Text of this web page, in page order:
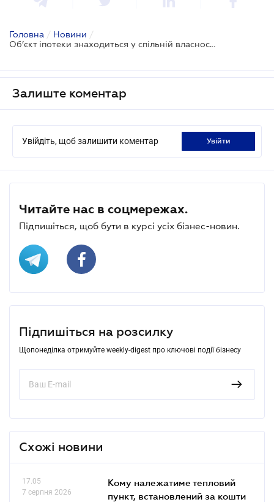
Головна / Новини /
Об’єкт іпотеки знаходиться у спільній власності: хто має право на податкову знижку
Залиште коментар
Увійдіть, щоб залишити коментар увійти
Читайте нас в соцмережах.
Підпишіться, щоб бути в курсі усіх бізнес-новин.
Підпишіться на розсилку
Щопонеділка отримуйте weekly-digest про ключові події бізнесу
Схожі новини
17.05
7 серпня 2026
Кому належатиме тепловий
пункт, встановлений за кошти